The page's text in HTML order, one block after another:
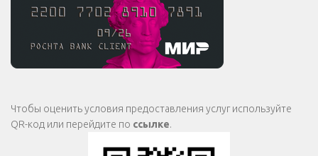
Чтобы оценить условия предоставления услуг используйте
QR-код или перейдите по ссылке.